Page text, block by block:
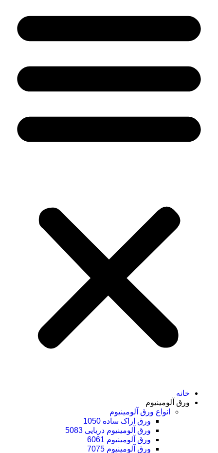
خانه
ورق آلومینیوم
انواع ورق آلومینیوم
ورق اراک ساده 1050
ورق آلومینیوم دریایی 5083
ورق آلومینیوم 6061
ورق آلومینیوم 7075